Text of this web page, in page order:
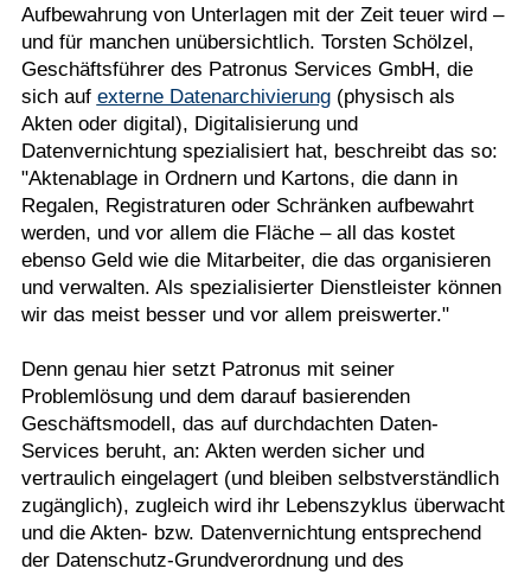
Aufbewahrung von Unterlagen mit der Zeit teuer wird –
und für manchen unübersichtlich. Torsten Schölzel,
Geschäftsführer des Patronus Services GmbH, die
sich auf externe Datenarchivierung(physisch als
Akten oder digital), Digitalisierung und
Datenvernichtung spezialisiert hat, beschreibt das so:
"Aktenablage in Ordnern und Kartons, die dann in
Regalen, Registraturen oder Schränken aufbewahrt
werden, und vor allem die Fläche – all das kostet
ebenso Geld wie die Mitarbeiter, die das organisieren
und verwalten. Als spezialisierter Dienstleister können
wir das meist besser und vor allem preiswerter."
Denn genau hier setzt Patronus mit seiner
Problemlösung und dem darauf basierenden
Geschäftsmodell, das auf durchdachten Daten-
Services beruht, an: Akten werden sicher und
vertraulich eingelagert (und bleiben selbstverständlich
zugänglich), zugleich wird ihr Lebenszyklus überwacht
und die Akten- bzw. Datenvernichtung entsprechend
der Datenschutz-Grundverordnung und des